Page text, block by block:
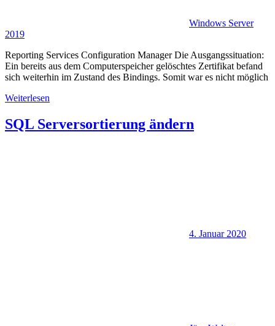
Windows Server
2019
Reporting Services Configuration Manager Die Ausgangssituation:
Ein bereits aus dem Computerspeicher gelöschtes Zertifikat befand
sich weiterhin im Zustand des Bindings. Somit war es nicht möglich
Weiterlesen
SQL Serversortierung ändern
4. Januar 2020